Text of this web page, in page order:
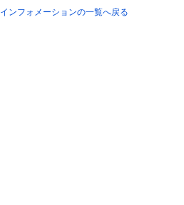
インフォメーションの一覧へ戻る